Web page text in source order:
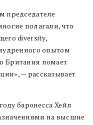
председателе
полагали, что
diversity,
опытом
Британия ломает
— рассказывает
баронесса Хейл
на высшие